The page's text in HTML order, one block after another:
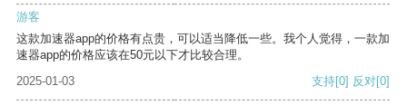
游客
这款加速器app的价格有点贵，可以适当降低一些。我个人觉得，一款加
速器app的价格应该在50元以下才比较合理。
2025-01-03
支持[0] 反对[0]